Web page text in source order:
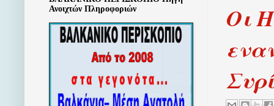
Οι
Ανοιχτών Πληροφοριών